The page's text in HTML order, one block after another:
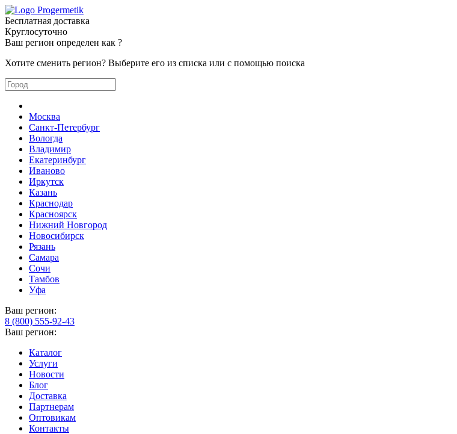
Бесплатная доставка
Круглосуточно
Ваш регион определен как ?
Хотите сменить регион? Выберите его из списка или с помощью поиска
Москва
Санкт-Петербург
Вологда
Владимир
Екатеринбург
Иваново
Иркутск
Казань
Краснодар
Красноярск
Нижний Новгород
Новосибирск
Рязань
Самара
Сочи
Тамбов
Уфа
Ваш регион:
8 (800) 555-92-43
Ваш регион:
Каталог
Услуги
Новости
Блог
Доставка
Партнерам
Оптовикам
Контакты